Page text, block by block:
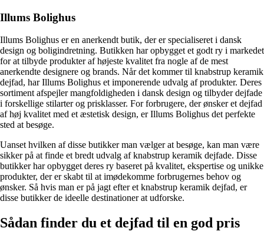
Illums Bolighus
Illums Bolighus er en anerkendt butik, der er specialiseret i dansk
design og boligindretning. Butikken har opbygget et godt ry i markedet
for at tilbyde produkter af højeste kvalitet fra nogle af de mest
anerkendte designere og brands. Når det kommer til knabstrup keramik
dejfad, har Illums Bolighus et imponerende udvalg af produkter. Deres
sortiment afspejler mangfoldigheden i dansk design og tilbyder dejfade
i forskellige stilarter og prisklasser. For forbrugere, der ønsker et dejfad
af høj kvalitet med et æstetisk design, er Illums Bolighus det perfekte
sted at besøge.
Uanset hvilken af disse butikker man vælger at besøge, kan man være
sikker på at finde et bredt udvalg af knabstrup keramik dejfade. Disse
butikker har opbygget deres ry baseret på kvalitet, ekspertise og unikke
produkter, der er skabt til at imødekomme forbrugernes behov og
ønsker. Så hvis man er på jagt efter et knabstrup keramik dejfad, er
disse butikker de ideelle destinationer at udforske.
Sådan finder du et dejfad til en god pris